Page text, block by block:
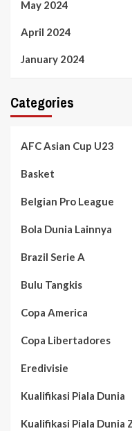
May 2024
April 2024
January 2024
Categories
AFC Asian Cup U23
Basket
Belgian Pro League
Bola Dunia Lainnya
Brazil Serie A
Bulu Tangkis
Copa America
Copa Libertadores
Eredivisie
Kualifikasi Piala Dunia
Kualifikasi Piala Dunia